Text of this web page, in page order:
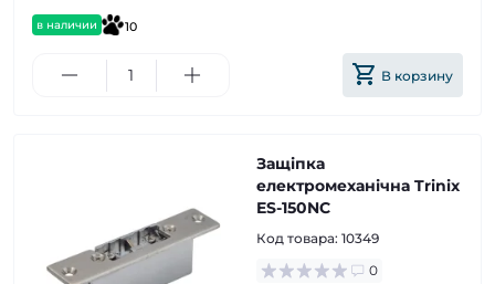
в наличии 10
В корзину
Защіпка
електромеханічна Trinix
ES-150NC
Код товара: 10349
0